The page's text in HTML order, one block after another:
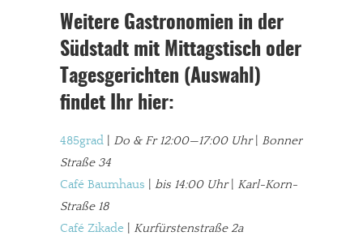
Weitere Gastronomien in der
Südstadt mit Mittagstisch oder
Tagesgerichten (Auswahl)
findet Ihr hier:
485grad Do & Fr 12:00—17:00 Uhr
Bonner
Straße 34
Café Baumhaus
bis 14:00 Uhr| Karl-Korn-
Straße 18
Café Zikade
Kurfürstenstraße 2a